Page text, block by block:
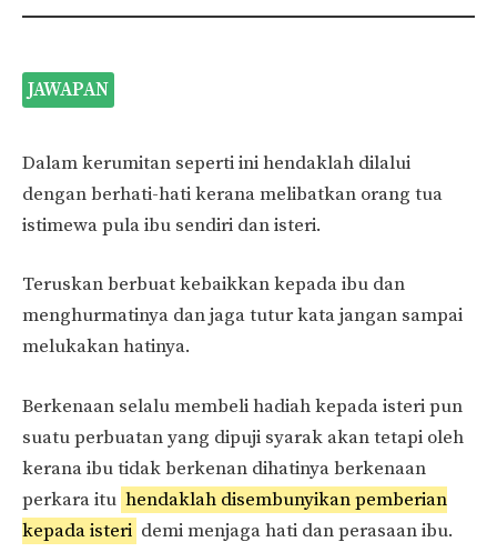
JAWAPAN
Dalam kerumitan seperti ini hendaklah dilalui
dengan berhati-hati kerana melibatkan orang tua
istimewa pula ibu sendiri dan isteri.
Teruskan berbuat kebaikkan kepada ibu dan
menghurmatinya dan jaga tutur kata jangan sampai
melukakan hatinya.
Berkenaan selalu membeli hadiah kepada isteri pun
suatu perbuatan yang dipuji syarak akan tetapi oleh
kerana ibu tidak berkenan dihatinya berkenaan
perkara itu hendaklah disembunyikan pemberian
kepada isteri demi menjaga hati dan perasaan ibu.